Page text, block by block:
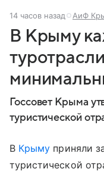
14 часов назад АиФ
В Крыму
Госсовет Крыма
туристической
В Крыму приняли
туристической